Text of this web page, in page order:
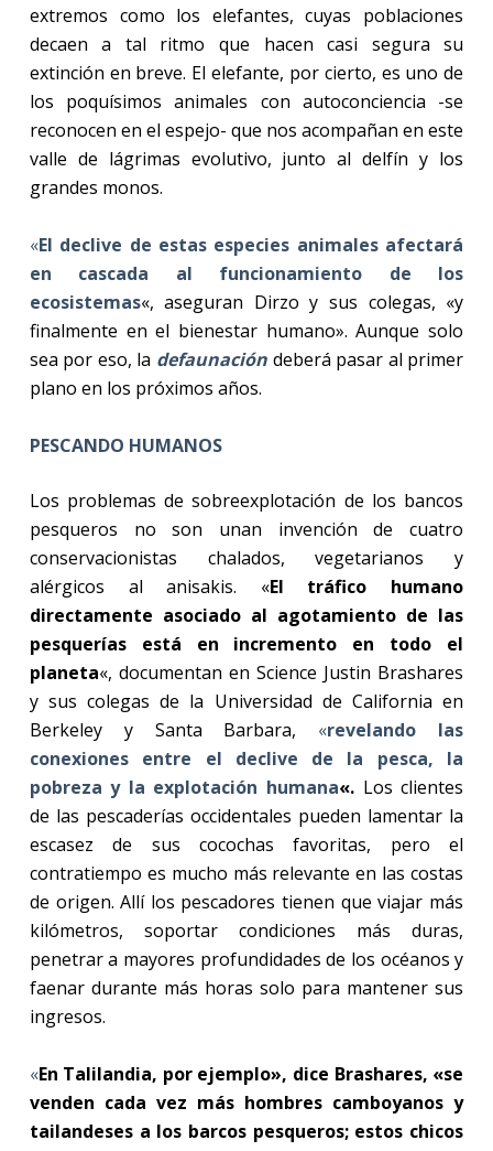
extremos como los elefantes, cuyas poblaciones
decaen a tal ritmo que hacen casi segura su
extinción en breve. El elefante, por cierto, es uno de
los poquísimos animales con autoconciencia -se
reconocen en el espejo- que nos acompañan en este
valle de lágrimas evolutivo, junto al delfín y los
grandes monos.
«El declive de estas especies animales afectará
en cascada al funcionamiento de los
ecosistemas«, aseguran Dirzo y sus colegas, «y
finalmente en el bienestar humano». Aunque solo
sea por eso, la defaunación deberá pasar al primer
plano en los próximos años.
PESCANDO HUMANOS
Los problemas de sobreexplotación de los bancos
pesqueros no son unan invención de cuatro
conservacionistas chalados, vegetarianos y
alérgicos al anisakis. «El tráfico humano
directamente asociado al agotamiento de las
pesquerías está en incremento en todo el
planeta«, documentan en Science Justin Brashares
y sus colegas de la Universidad de California en
Berkeley y Santa Barbara, «revelando las
conexiones entre el declive de la pesca, la
pobreza y la explotación humana«. Los clientes
de las pescaderías occidentales pueden lamentar la
escasez de sus cocochas favoritas, pero el
contratiempo es mucho más relevante en las costas
de origen. Allí los pescadores tienen que viajar más
kilómetros, soportar condiciones más duras,
penetrar a mayores profundidades de los océanos y
faenar durante más horas solo para mantener sus
ingresos.
«En Talilandia, por ejemplo», dice Brashares, «se
venden cada vez más hombres camboyanos y
tailandeses a los barcos pesqueros; estos chicos